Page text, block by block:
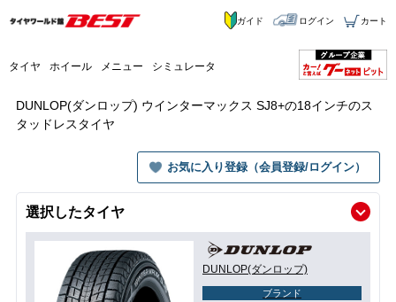
タイヤ ホイール メニュー シミュレータ
ガイド ログイン カート
DUNLOP(ダンロップ) ウインターマックス SJ8+の18インチのス
タッドレスタイヤ
お気に入り登録（会員登録/ログイン）
選択したタイヤ
DUNLOP(ダンロップ)
ブランド